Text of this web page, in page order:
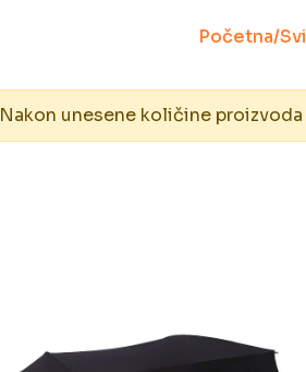
Početna/
Nakon unesene količine